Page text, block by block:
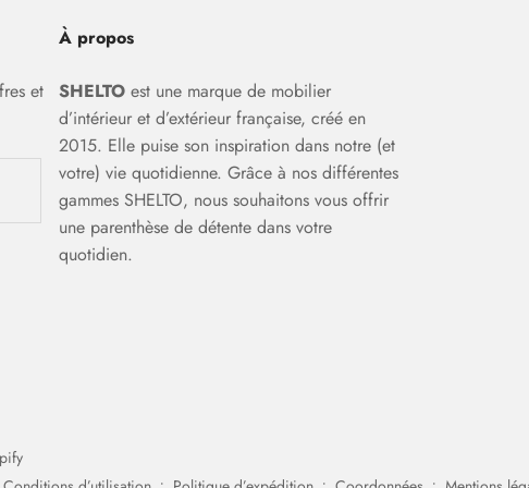
et
À propos
SHELTOest une marque de mobilier
d’intérieur et d’extérieur française, créé en
2015. Elle puise son inspiration dans notre (et
votre) vie quotidienne. Grâce à nos différentes
gammes SHELTO, nous souhaitons vous offrir
une parenthèse de détente dans votre
quotidien.